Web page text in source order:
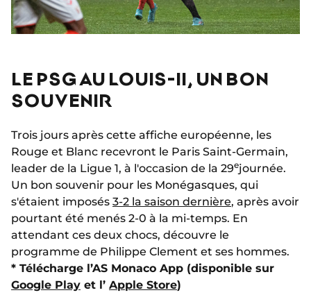
LE PSG AU LOUIS-II, UN BON
SOUVENIR
Trois jours après cette affiche européenne, les
Rouge et Blanc recevront le Paris Saint-Germain,
leader de la Ligue 1, à l'occasion de la 29ejournée.
Un bon souvenir pour les Monégasques, qui
s'étaient imposés 3-2 la saison dernière, après avoir
pourtant été menés 2-0 à la mi-temps. En
attendant ces deux chocs, découvre le
programme de Philippe Clement et ses hommes.
* Télécharge l’AS Monaco App (disponible sur
Google Play et l’ Apple Store)